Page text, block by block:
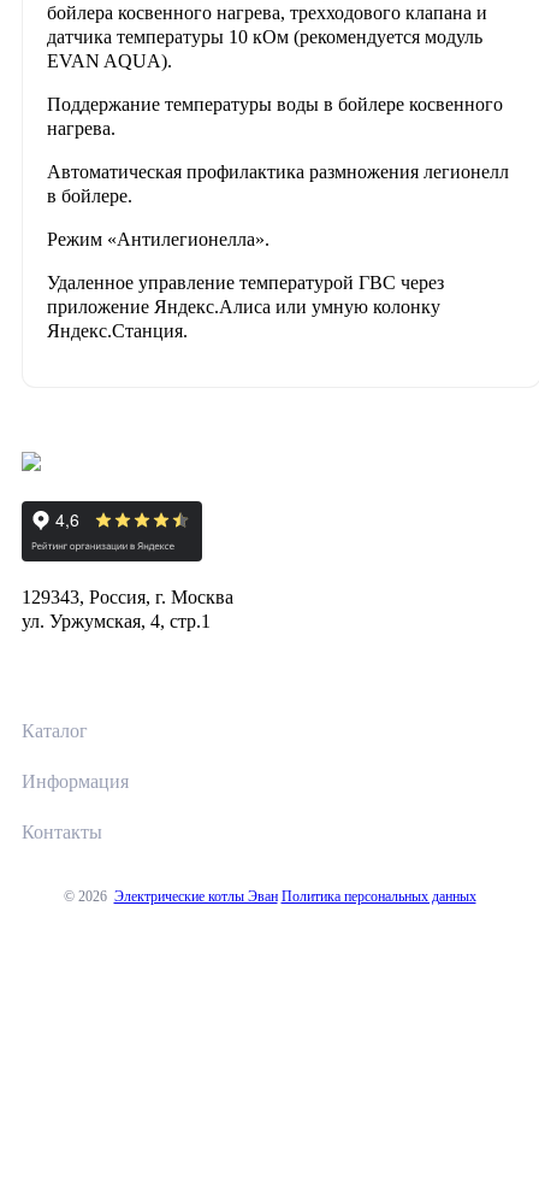
бойлера косвенного нагрева, трехходового клапана и
датчика температуры 10 кОм (рекомендуется модуль
EVAN AQUA).
Поддержание температуры воды в бойлере косвенного
нагрева.
Автоматическая профилактика размножения легионелл
в бойлере.
Режим «Антилегионелла».
Удаленное управление температурой ГВС через
приложение Яндекс.Алиса или умную колонку
Яндекс.Станция.
129343, Россия, г. Москва
ул. Уржумская, 4, стр.1
Каталог
Информация
Контакты
© 2026 Электрические котлы Эван Политика персональных данных